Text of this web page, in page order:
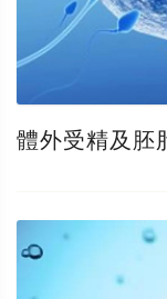
體外受精及胚